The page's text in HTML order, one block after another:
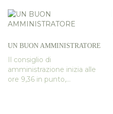
UN BUON AMMINISTRATORE
Il consiglio di
amministrazione inizia alle
ore 9,36 in punto,...